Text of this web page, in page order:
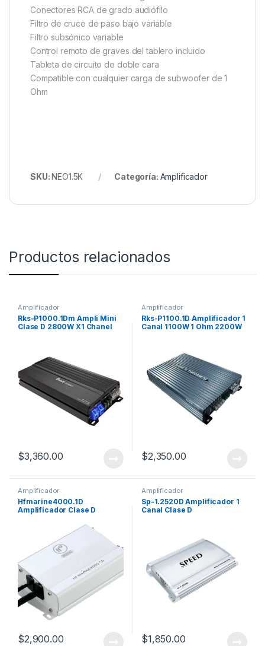
Conectores RCA de grado audiófilo
Filtro de cruce de paso bajo variable
Filtro subsónico variable
Control remoto de graves del tablero incluido
Tableta de circuito de doble cara
Compatible con cualquier carga de subwoofer de 1
Ohm
SKU:NEO1.5K Categoría: Amplificador
Productos relacionados
Amplificador
Rks-P1000.1Dm Ampli Mini
Clase D 2800W X1 Chanel
$3,360.00
Amplificador
Rks-P1100.1D Amplificador 1
Canal 1100W 1 Ohm 2200W
$2,350.00
Amplificador
Hfmarine4000.1D
Amplificador Clase D
$2,900.00
Amplificador
Sp-1.2520D Amplificador 1
Canal Clase D
$1,850.00